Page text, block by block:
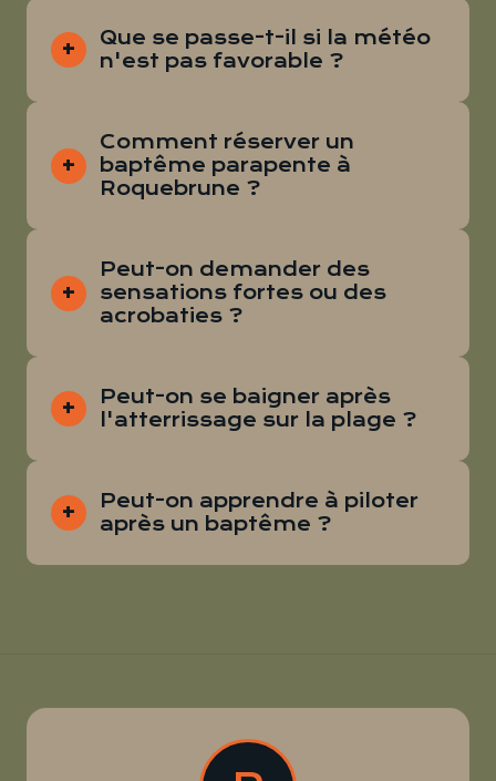
Que se passe-t-il si la météo
n'est pas favorable ?
Comment réserver un
baptême parapente à
Roquebrune ?
Peut-on demander des
sensations fortes ou des
acrobaties ?
Peut-on se baigner après
l'atterrissage sur la plage ?
Peut-on apprendre à piloter
après un baptême ?